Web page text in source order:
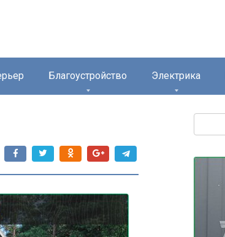
Благоустройство Электрика